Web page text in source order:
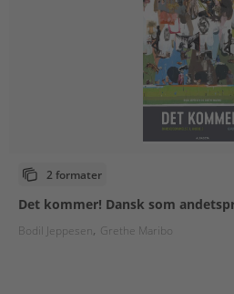
2 formater
Det kommer! Dansk som
Bodil Jeppesen Grethe Maribo